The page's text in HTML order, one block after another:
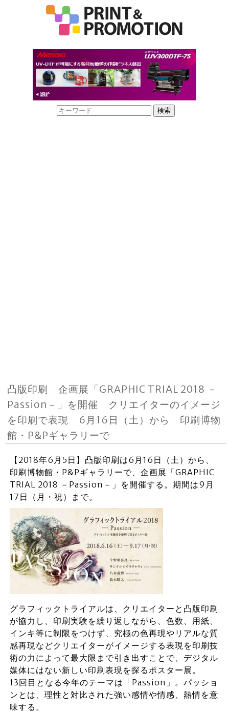
凸版印刷 企画展「GRAPHIC TRIAL 2018 －
Passion－」を開催 クリエイターのイメージ
を印刷で表現 6月16日（土）から 印刷博物
館・P&Pギャラリーで
【2018年6月5日】凸版印刷は6月16日（土）から、
印刷博物館・P&Pギャラリーで、企画展「GRAPHIC
TRIAL 2018 －Passion－」を開催する。期間は9月
17日（月・祝）まで。
グラフィックトライアルは、クリエイターと凸版印刷
が協力し、印刷実験を繰り返しながら、色数、用紙、
インキ等に制限をつけず、究極の色再現やリアルな質
感再現などクリエイターがイメージする表現を印刷技
術の力によって最大限まで引き出すことで、デジタル
媒体にはない新しい印刷表現を探るポスター展。
13回目となる今年のテーマは「Passion」。パッショ
ンとは、理性と対比された強い感情や情感、熱情を意
味する。